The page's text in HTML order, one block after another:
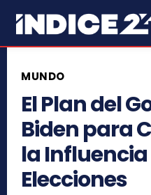
MUNDO
El Plan del
Biden para
la Influencia
Elecciones